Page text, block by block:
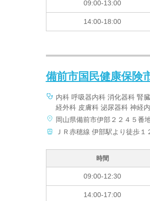
09:00-13:00
14:00-18:00
備前市国民健康保険
内科 呼吸器内科 消化器科 腎
経外科 皮膚科 泌尿器科 神経
岡山県備前市伊部２２４５番
ＪＲ赤穂線 伊部駅より徒歩
時間
09:00-12:30
14:00-17:00